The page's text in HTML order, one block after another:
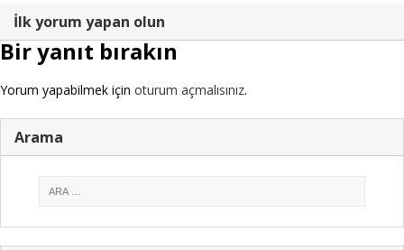
İlk yorum yapan olun
Bir yanıt bırakın
Yorum yapabilmek için oturum açmalısınız.
Arama